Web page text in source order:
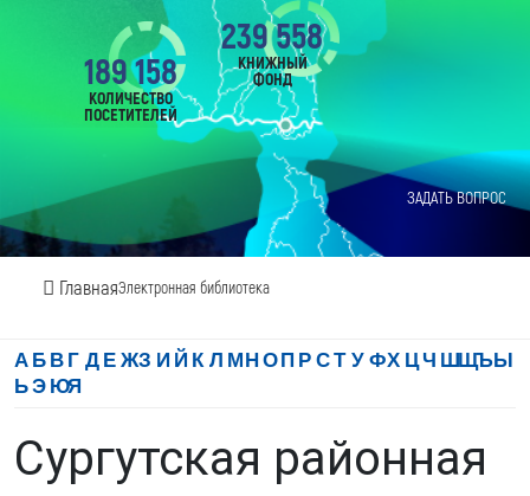
ЗАДАТЬ ВОПРОС
ГлавнаяЭлектронная библиотека
189 158
КОЛИЧЕСТВО
ПОСЕТИТЕЛЕЙ
239 558
КНИЖНЫЙ
ФОНД
АБВГ ДЕЖЗ И Й К Л МНОП РСТ УФХ ЦЧ ШЩЪЫ
ЬЭЮЯ
Сургутская районная